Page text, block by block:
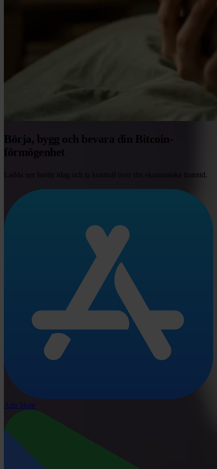
Börja, bygg och bevara din Bitcoin-
förmögenhet
Ladda ner Invity idag och ta kontroll över din ekonomiska framtid.
App Store